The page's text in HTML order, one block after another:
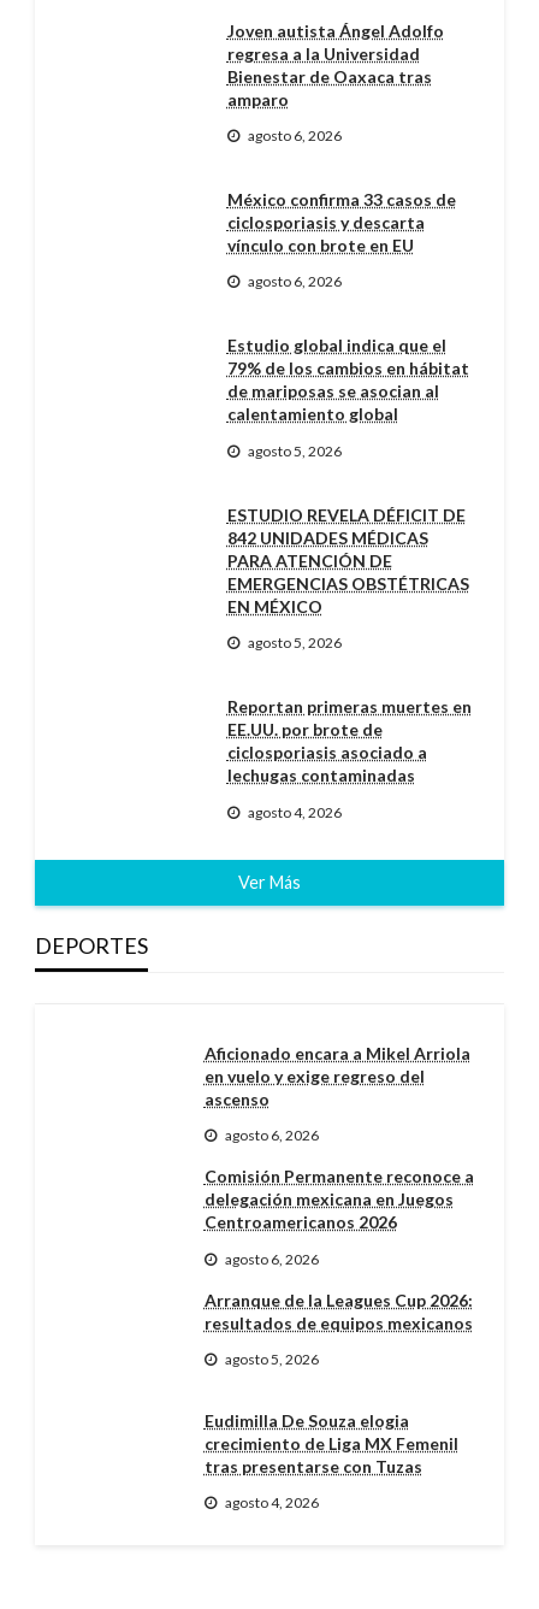
Joven autista Ángel Adolfo
regresa a la Universidad
Bienestar de Oaxaca tras
amparo
agosto 6, 2026
México confirma 33 casos de
ciclosporiasis y descarta
vínculo con brote en EU
agosto 6, 2026
Estudio global indica que el
79% de los cambios en hábitat
de mariposas se asocian al
calentamiento global
agosto 5, 2026
ESTUDIO REVELA DÉFICIT DE
842 UNIDADES MÉDICAS
PARA ATENCIÓN DE
EMERGENCIAS OBSTÉTRICAS
EN MÉXICO
agosto 5, 2026
Reportan primeras muertes en
EE.UU. por brote de
ciclosporiasis asociado a
lechugas contaminadas
agosto 4, 2026
Ver Más
DEPORTES
Aficionado encara a Mikel Arriola
en vuelo y exige regreso del
ascenso
agosto 6, 2026
Comisión Permanente reconoce a
delegación mexicana en Juegos
Centroamericanos 2026
agosto 6, 2026
Arranque de la Leagues Cup 2026:
resultados de equipos mexicanos
agosto 5, 2026
Eudimilla De Souza elogia
crecimiento de Liga MX Femenil
tras presentarse con Tuzas
agosto 4, 2026